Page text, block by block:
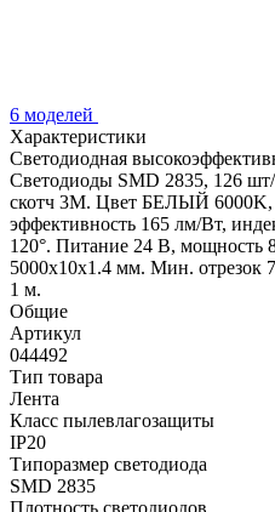
6 моделей
Характеристики
Светодиодная
Светодиоды SMD 2835, 126
скотч 3M. Цвет БЕЛЫЙ 6000K,
эффективность 165 лм/Вт,
120°. Питание 24 В, мощность
5000x10x1.4 мм. Мин. отрезок
1 м.
Общие
Артикул
044492
Тип товара
Лента
Класс пылевлагозащиты
IP20
Типоразмер светодиода
SMD 2835
Плотность светодиодов